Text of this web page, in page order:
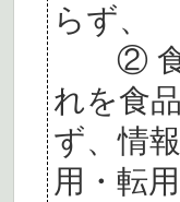
らず、
② 食品
れを食
ず、情
用・転